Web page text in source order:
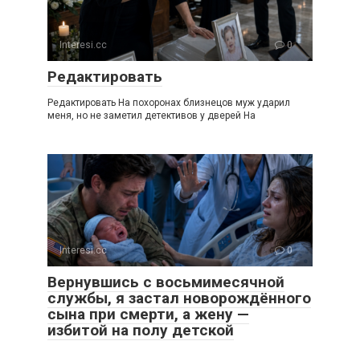
Interesi.cc 0
Редактировать
Редактировать На похоронах близнецов муж ударил
меня, но не заметил детективов у дверей На
Interesi.cc 0
Вернувшись с восьмимесячной
службы, я застал новорождённого
сына при смерти, а жену —
избитой на полу детской